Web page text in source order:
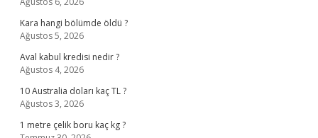
Kara hangi bölümde öldü ?
Ağustos 5, 2026
Aval kabul kredisi nedir ?
Ağustos 4, 2026
10 Australia doları kaç TL ?
Ağustos 3, 2026
1 metre çelik boru kaç kg ?